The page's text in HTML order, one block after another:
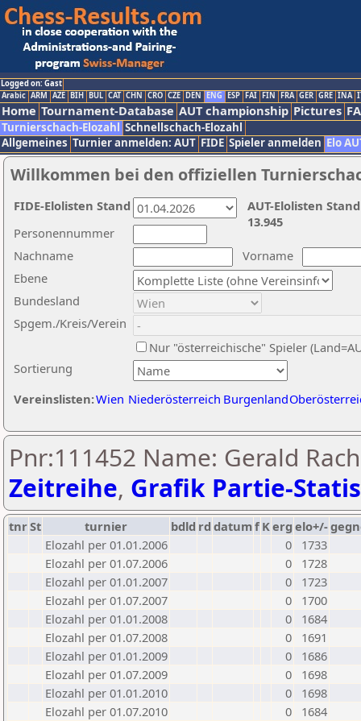
Logged on: Gast
Arabic ARM AZE BIH BUL CAT CHN CRO CZE DEN ENG ESP FAI FIN FRA GER GRE INA
Home Tournament-Database AUT championship Pictures
Turnierschach-Elozahl Schnellschach-Elozahl
Allgemeines Turnier anmelden: AUT FIDE Spieler anmelden Elo
Willkommen bei den offiziellen
Nachname
Vorname
Ebene
Sortierung
Personennummer
Bundesland
Spgem./Kreis/Verein
Nur "österreichische" Spieler
Vereinslisten:Wien Niederösterreich Burgenland
AUT-Elolisten
13.945
FIDE-Elolisten Stand
Pnr:111452 Name: Gerald
Zeitreihe, Grafik Partie-
tnrSt turnier bdld rd datumf Kerg elo+/-
Elozahl per 01.01.2006
0
1733
Elozahl per 01.07.2006
0
1728
Elozahl per 01.01.2007
0
1723
Elozahl per 01.07.2007
0
1700
Elozahl per 01.01.2008
0
1684
Elozahl per 01.07.2008
0
1691
Elozahl per 01.01.2009
0
1686
Elozahl per 01.07.2009
0
1698
Elozahl per 01.01.2010
0
1698
Elozahl per 01.07.2010
0
1684